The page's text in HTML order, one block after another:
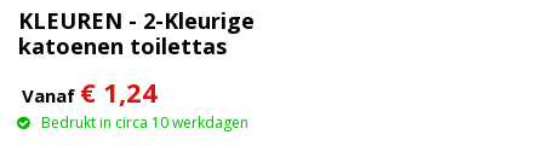
KLEUREN - 2-Kleurige
katoenen toilettas
Vanaf € 1,24
Bedrukt in circa 10 werkdagen